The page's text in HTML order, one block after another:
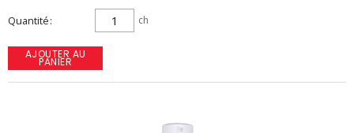
Quantité ch
AJOUTER AU
PANIER